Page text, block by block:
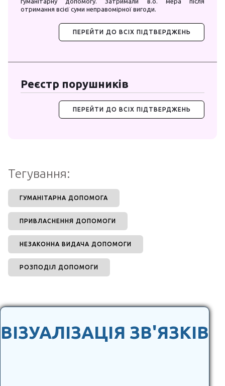
отримання всієї суми неправомірної вигоди.
ПЕРЕЙТИ ДО ВСІХ ПІДТВЕРДЖЕНЬ
Реєстр порушників
ПЕРЕЙТИ ДО ВСІХ ПІДТВЕРДЖЕНЬ
Тегування:
ГУМАНІТАРНА ДОПОМОГА
ПРИВЛАСНЕННЯ ДОПОМОГИ
НЕЗАКОННА ВИДАЧА ДОПОМОГИ
РОЗПОДІЛ ДОПОМОГИ
ВІЗУАЛІЗАЦІЯ ЗВ'ЯЗКІВ